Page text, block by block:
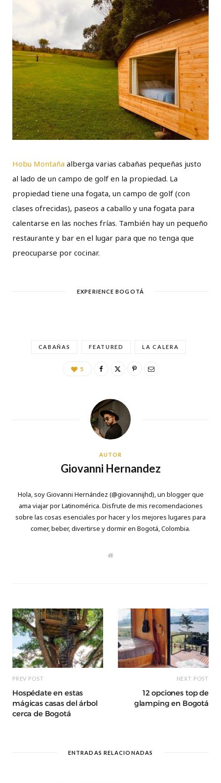
Hobu Montaña alberga varias cabañas pequeñas justo
al lado de un campo de golf en la propiedad. La
propiedad tiene una fogata, un campo de golf (con
clases ofrecidas), paseos a caballo y una fogata para
calentarse en las noches frías. También hay un pequeño
restaurante y bar en el lugar para que no tenga que
preocuparse por cocinar.
EXPERIENCE BOGOTÁ
CABAÑAS FEATURED LA CALERA
5
AUTOR
Giovanni Hernandez
Hola, soy Giovanni Hernández (@giovannijhd), un blogger que
ama viajar por Latinomérica. Disfrute de mis recomendaciones
sobre las cosas esenciales por hacer y los mejores lugares para
comer, beber, divertirse y dormir en Bogotá, Colombia.
W
PREV POST
Hospédate en estas
mágicas casas del árbol
cerca de Bogotá
NEXT POST
12 opciones top de
glamping en Bogotá
ENTRADAS RELACIONADAS